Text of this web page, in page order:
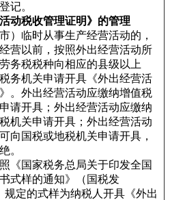
记。
动税收管理证明》的管理
）临时从事生产经营活动的，
营以前，按照外出经营活动所
务税税种向相应的县级以上
务机关申请开具《外出经营活
。外出经营活动应缴纳增值税
请开具；外出经营活动应缴纳
机关申请开具；外出经营活动
向国税或地税机关申请开具，
。
《国家税务总局关于印发全国
式样的通知》（国税发
规定的式样为纳税人开具《外出